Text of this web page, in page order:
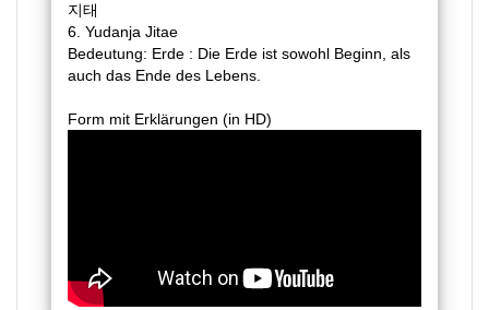
지태
6. Yudanja Jitae
Bedeutung: Erde : Die Erde ist sowohl Beginn, als
auch das Ende des Lebens.
Form mit Erklärungen (in HD)